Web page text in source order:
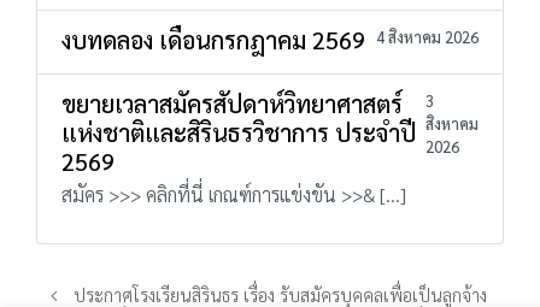
งบทดลอง เดือนกรกฎาคม 2569 4 สิงหาคม 2026
ขยายเวลาสมัครสัปดาห์วิทยาศาสตร์
แห่งชาติและสิรินธรวิชาการ ประจำปี
2569
3
สิงหาคม
2026
สมัคร >>> คลิกที่นี่ เกณฑ์การแข่งขัน >>& […]
ประกาศโรงเรียนสิรินธร เรื่อง รับสมัครบุคคลเพื่อเป็นลูกจ้าง